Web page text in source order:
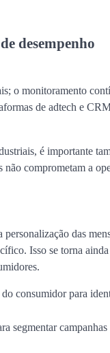
desempenho
o monitoramento
de adtech e
é importante
comprometam a
das
Isso se torna
consumidor para
segmentar